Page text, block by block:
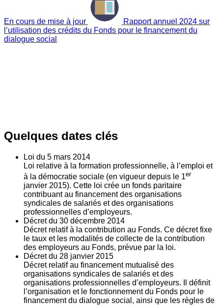
En cours de mise à jour
Rapport annuel 2024 sur
l’utilisation des crédits du Fonds pour le financement du
dialogue social
Quelques dates clés
Loi du 5 mars 2014
Loi relative à la formation professionnelle, à l’emploi et
à la démocratie sociale (en vigueur depuis le 1er
janvier 2015). Cette loi crée un fonds paritaire
contribuant au financement des organisations
syndicales de salariés et des organisations
professionnelles d’employeurs.
Décret du 30 décembre 2014
Décret relatif à la contribution au Fonds. Ce décret fixe
le taux et les modalités de collecte de la contribution
des employeurs au Fonds, prévue par la loi.
Décret du 28 janvier 2015
Décret relatif au financement mutualisé des
organisations syndicales de salariés et des
organisations professionnelles d’employeurs. Il définit
l’organisation et le fonctionnement du Fonds pour le
financement du dialogue social, ainsi que les règles de